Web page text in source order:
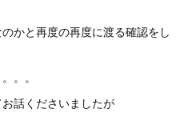
かと再度の再度に渡る確認をし
。。
話くださいましたが